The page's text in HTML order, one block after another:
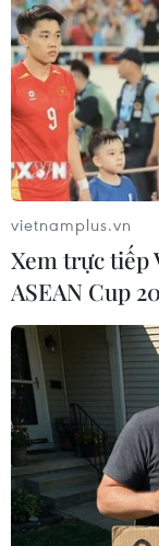
Iran: Tàu
hợp với luật
18/08/2019 04:13
Iran đổi tên tàu
là quốc gia ban
tiếp tục cho
tạm giữ ở
vietnamplus.vn
Xem trực tiếp
ASEAN Cup